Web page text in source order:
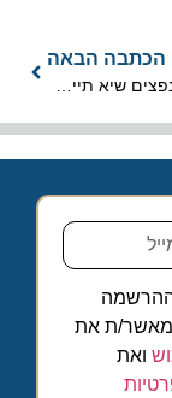
הבאה
איי בהאמה מנפצים שיא תיירות עם למעלה מ-9.65 מיליון כניסות ב- 2023
ת את